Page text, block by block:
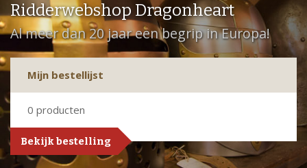
Ridderwebshop Dragonheart
Al meer dan 20 jaar een begrip in Europa!
Mijn bestellijst
0 producten
Bekijk bestelling